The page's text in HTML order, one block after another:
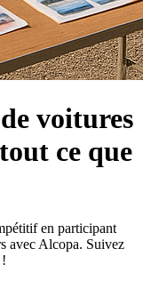
voitures
ce que
en participant
avec Alcopa. Suivez